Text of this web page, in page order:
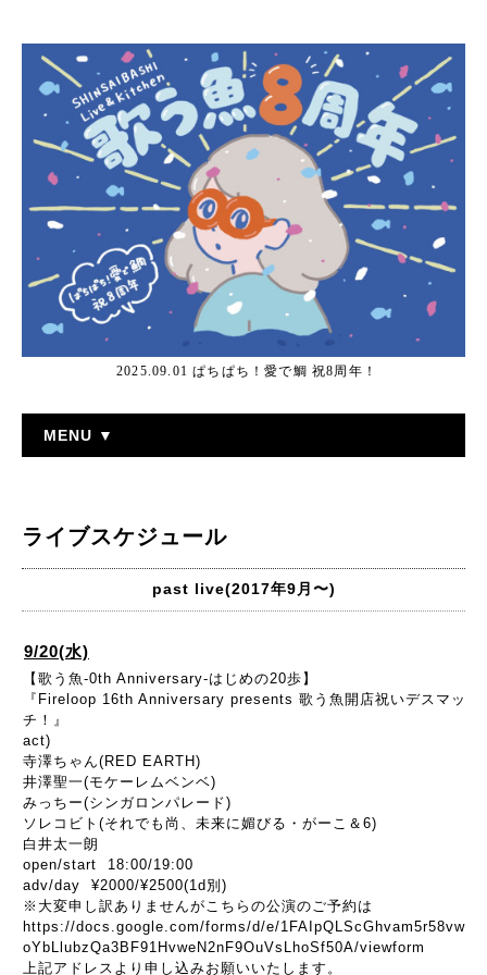
2025.09.01 ぱちぱち！愛で鯛 祝8周年！
MENU ▼
ライブスケジュール
past live(2017年9月〜)
9/20(水)
【歌う魚-0th Anniversary-はじめの20歩】
『Fireloop 16th Anniversary presents 歌う魚開店祝いデスマッ
チ！』
act)
寺澤ちゃん(RED EARTH)
井澤聖一(モケーレムベンベ)
みっちー(シンガロンパレード)
ソレコビト(それでも尚、未来に媚びる・がーこ＆6)
白井太一朗
open/start 18:00/19:00
adv/day ¥2000/¥2500(1d別)
※大変申し訳ありませんがこちらの公演のご予約は
https://docs.google.com/forms/d/e/1FAIpQLScGhvam5r58vw
oYbLlubzQa3BF91HvweN2nF9OuVsLhoSf50A/viewform
上記アドレスより申し込みお願いいたします。